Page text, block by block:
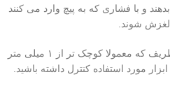
و با فشاری که به پیچ وارد می کنند
شوند.
در زمان کار کردن بر روی قطعات ظریف که معمولا کوچک تر از ۱ میلی متر
مورد استفاده کنترل داشته باشید.